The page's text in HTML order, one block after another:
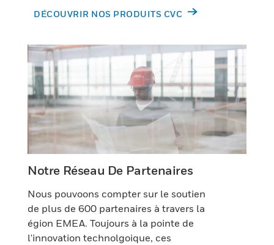
DÉCOUVRIR NOS PRODUITS CVC
Notre Réseau De Partenaires
Nous pouvoons compter sur le soutien
de plus de 600 partenaires à travers la
égion EMEA. Toujours à la pointe de
l'innovation technolgoique, ces